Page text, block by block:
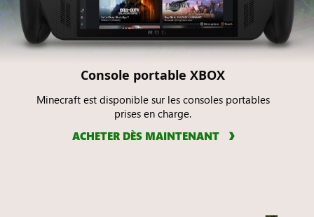
Console portable XBOX
Minecraft est disponible sur les consoles portables
prises en charge.
ACHETER DÈS MAINTENANT